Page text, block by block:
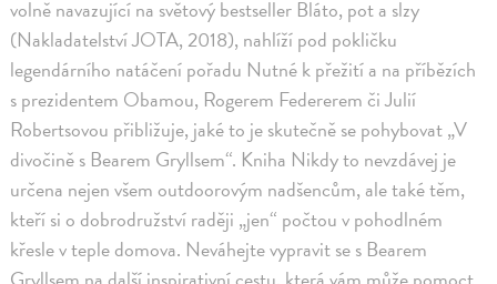
volně navazující na světový bestseller Bláto, pot a slzy
(Nakladatelství JOTA, 2018), nahlíží pod pokličku
legendárního natáčení pořadu Nutné k přežití a na příbězích
s prezidentem Obamou, Rogerem Federerem či Julií
Robertsovou přibližuje, jaké to je skutečně se pohybovat „V
divočině s Bearem Gryllsem“. Kniha Nikdy to nevzdávej je
určena nejen všem outdoorovým nadšencům, ale také těm,
kteří si o dobrodružství raději „jen“ počtou v pohodlném
křesle v teple domova. Neváhejte vypravit se s Bearem